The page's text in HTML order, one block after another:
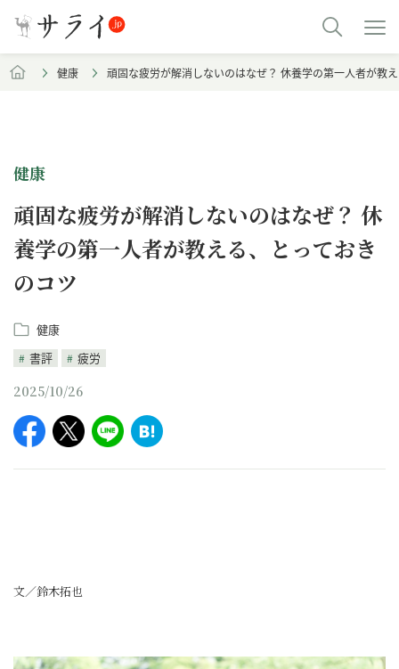
健康 頑固な疲労が解消しないのはなぜ？ 休養学の第一人者が教
健康
頑固な疲労が解消しないのはなぜ？ 休
養学の第一人者が教える、とっておき
のコツ
健康
書評
疲労
2025/10/26
文／鈴木拓也